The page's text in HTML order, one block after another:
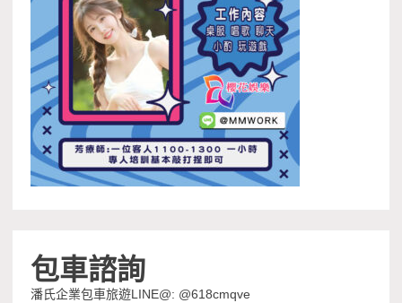
包車諮詢
潘氏企業包車旅遊LINE@: @618cmqve